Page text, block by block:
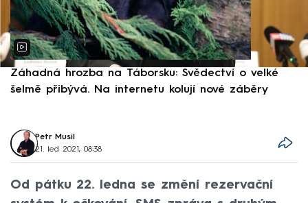
Záhadná hrozba na Táborsku: Svědectví o velké
šelmě přibývá. Na internetu kolují nové záběry
Petr Musil
21. led 2021, 08:38
Od pátku 22. ledna se změní rezervační